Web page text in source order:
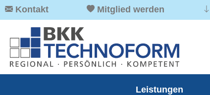
Kontakt Mitglied werden
Leistungen